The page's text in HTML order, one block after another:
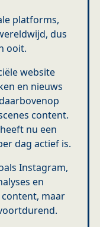
platforms,
dus
ooit.
website
en nieuws
content.
nu een
dag actief is.
Instagram,
en
content, maar